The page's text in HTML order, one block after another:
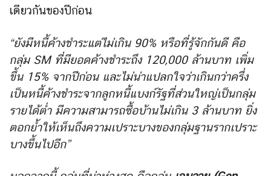
เดียวกันของปีก่อน
“ยังมีหนี้ค้างชำระแต่ไม่เกิน 90% หรือที่รู้จักกันดี คือ
กลุ่ม SM ที่มียอดค้างชำระถึง 120,000 ล้านบาท เพิ่ม
ขึ้น 15% จากปีก่อน และไม่น่าแปลกใจว่าเกินกว่าครึ่ง
เป็นหนี้ค้างชำระจากลูกหนี้แบงก์รัฐที่ส่วนใหญ่เป็นกลุ่ม
รายได้ต่ำ มีความสามารถซื้อบ้านไม่เกิน 3 ล้านบาท ยิ่ง
ตอกย้ำให้เห็นถึงความเปราะบางของกลุ่มฐานรากเปราะ
บางขึ้นไปอีก”